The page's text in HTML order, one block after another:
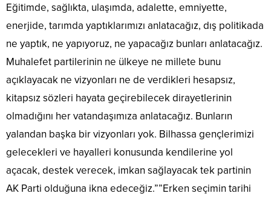
Eğitimde, sağlıkta, ulaşımda, adalette, emniyette,
enerjide, tarımda yaptıklarımızı anlatacağız, dış politikada
ne yaptık, ne yapıyoruz, ne yapacağız bunları anlatacağız.
Muhalefet partilerinin ne ülkeye ne millete bunu
açıklayacak ne vizyonları ne de verdikleri hesapsız,
kitapsız sözleri hayata geçirebilecek dirayetlerinin
olmadığını her vatandaşımıza anlatacağız. Bunların
yalandan başka bir vizyonları yok. Bilhassa gençlerimizi
gelecekleri ve hayalleri konusunda kendilerine yol
açacak, destek verecek, imkan sağlayacak tek partinin
AK Parti olduğuna ikna edeceğiz.””Erken seçimin tarihi